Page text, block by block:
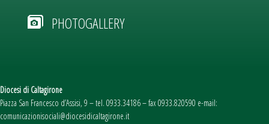
PHOTOGALLERY
Diocesi di Caltagirone
Piazza San Francesco d’Assisi, 9 – tel. 0933.34186 – fax 0933.820590 e-mail:
comunicazionisociali@diocesidicaltagirone.it